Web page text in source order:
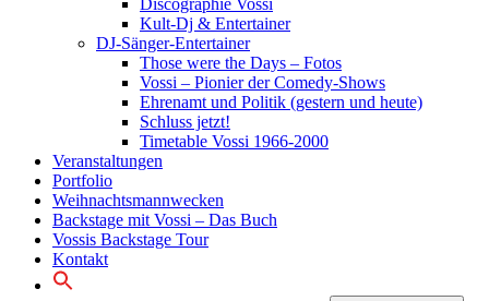
Discographie Vossi
Kult-Dj & Entertainer
DJ-Sänger-Entertainer
Those were the Days – Fotos
Vossi – Pionier der Comedy-Shows
Ehrenamt und Politik (gestern und heute)
Schluss jetzt!
Timetable Vossi 1966-2000
Veranstaltungen
Portfolio
Weihnachtsmannwecken
Backstage mit Vossi – Das Buch
Vossis Backstage Tour
Kontakt